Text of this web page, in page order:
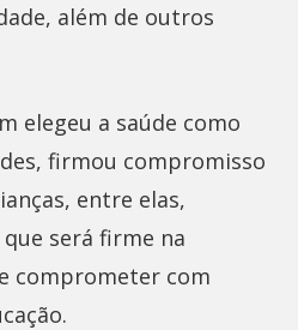
além de outros
elegeu a saúde como
firmou compromisso
entre elas,
será firme na
comprometer com